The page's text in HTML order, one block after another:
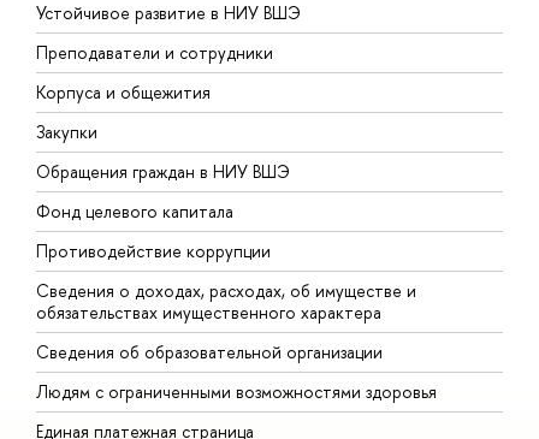
Устойчивое развитие в НИУ ВШЭ
Преподаватели и сотрудники
Корпуса и общежития
Закупки
Обращения граждан в НИУ ВШЭ
Фонд целевого капитала
Противодействие коррупции
Сведения о доходах, расходах, об имуществе и
обязательствах имущественного характера
Сведения об образовательной организации
Людям с ограниченными возможностями здоровья
Единая платежная страница